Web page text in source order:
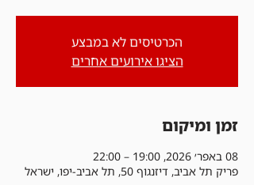
הכרטיסים לא במבצע
הציגו אירועים אחרים
זמן ומיקום
08 באפר׳ 2026, 19:00 – 22:00
פריק תל אביב, דיזנגוף 50, תל אביב-יפו, ישראל